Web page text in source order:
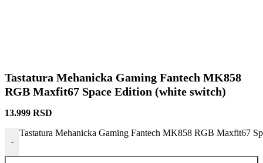
Tastatura Mehanicka Gaming Fantech MK858
RGB Maxfit67 Space Edition (white switch)
13.999 RSD
-
Tastatura Mehanicka Gaming Fantech MK858 RGB Maxfit67